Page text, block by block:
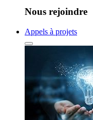
Nous rejoindre
Appels à projets